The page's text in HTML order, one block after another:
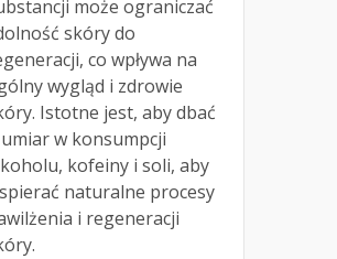
może ograniczać
skóry do
co wpływa na
wygląd i zdrowie
Istotne jest, aby dbać
w konsumpcji
kofeiny i soli, aby
naturalne procesy
i regeneracji